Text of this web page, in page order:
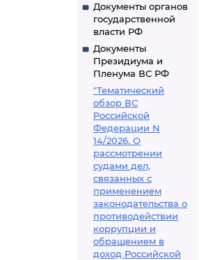
Документы органов
государственной
власти РФ
Документы
Президиума и
Пленума ВС РФ
"Тематический
обзор ВС
Российской
Федерации N
14/2026. О
рассмотрении
судами дел,
связанных с
применением
законодательства о
противодействии
коррупции и
обращением в
доход Российской